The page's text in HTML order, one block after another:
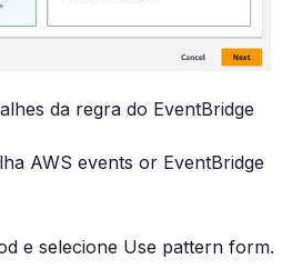
da regra do EventBridge
AWS events or EventBridge
e selecione Use pattern form.